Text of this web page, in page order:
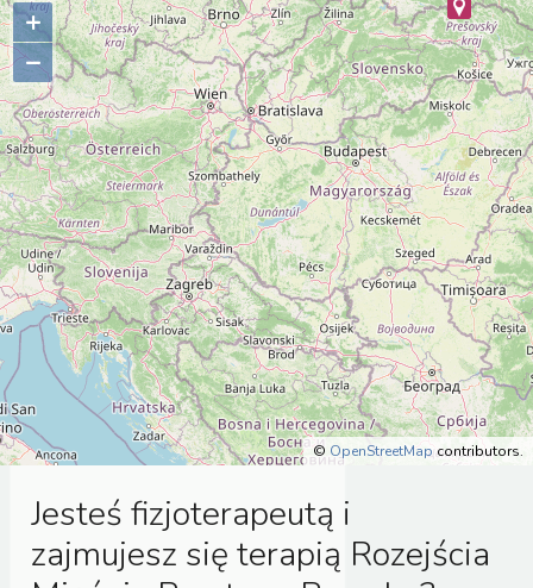
+
–
© OpenStreetMapcontributors.
Jesteś fizjoterapeutą i
zajmujesz się terapią Rozejścia